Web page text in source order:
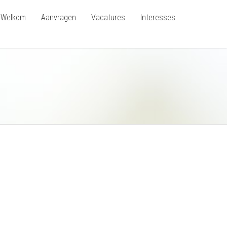
Welkom Aanvragen Vacatures Interesses